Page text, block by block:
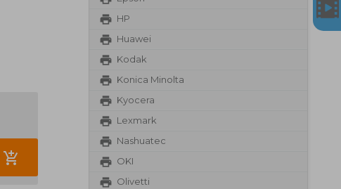
add_shopping_cart
HP
Huawei
Kodak
Konica Minolta
Kyocera
Lexmark
Nashuatec
OKI
Olivetti